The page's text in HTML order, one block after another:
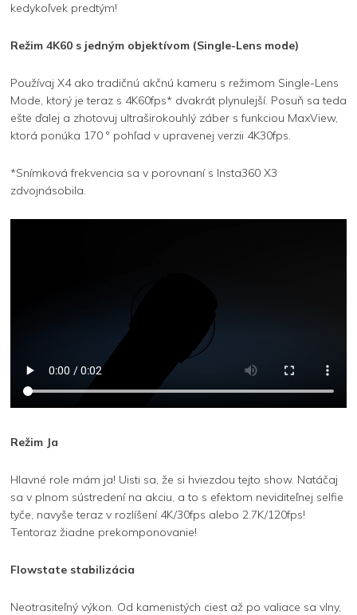
kedykoľvek predtým!
Režim 4K60 s jedným objektívom (Single-Lens mode)
Používaj X4 ako tradičnú akčnú kameru s režimom Single-Lens
Mode, ktorý je teraz s 4K60fps* dvakrát plynulejší. Posuň sa teda
ešte ďalej a zhotovuj ultraširokouhlý záber s funkciou MaxView,
ktorá ponúka 170 ° pohľad v upravenej verzii 4K30fps.
*Snímková frekvencia sa v porovnaní s Insta360 X3
zdvojnásobila.
Režim Ja
Hlavné role mám ja! Uisti sa, že si hviezdou tejto show. Natáčaj
sa v plnom sústredení na akciu, a to s efektom neviditeľnej selfie
tyče, navyše teraz v rozlíšení 4K/30fps alebo 2.7K/120fps!
Tentoraz žiadne prekomponovanie!
Flowstate stabilizácia
Neotrasiteľný výkon. Od kamenistých ciest až po valiace sa vlny,